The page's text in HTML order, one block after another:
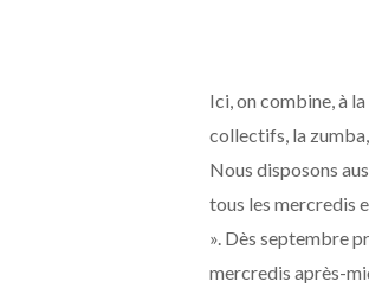
Ici, on combine, à
collectifs, la zumba,
Nous disposons
tous les mercredis
». Dès septembre
mercredis après-